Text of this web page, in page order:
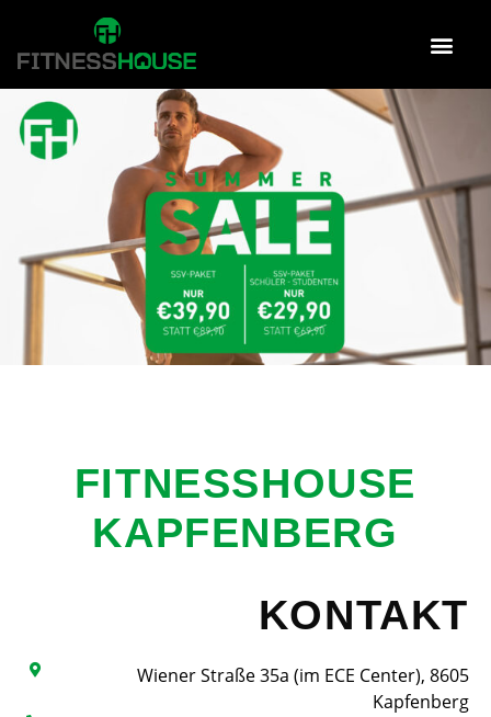
FITNESSHOUSE
KAPFENBERG
KONTAKT
Wiener Straße 35a (im ECE Center), 8605
Kapfenberg